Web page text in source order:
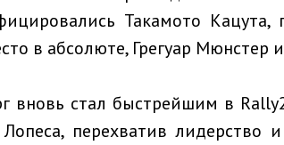
Такамото
в абсолюте, Грегуар Мюнстер
вновь стал быстрейшим в
перехватив лидерство